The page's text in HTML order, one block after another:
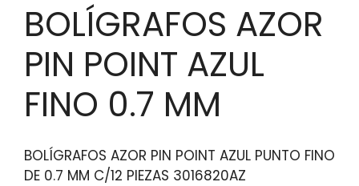
BOLÍGRAFOS AZOR
PIN POINT AZUL
FINO 0.7 MM
BOLÍGRAFOS AZOR PIN POINT AZUL PUNTO FINO
DE 0.7 MM C/12 PIEZAS 3016820AZ